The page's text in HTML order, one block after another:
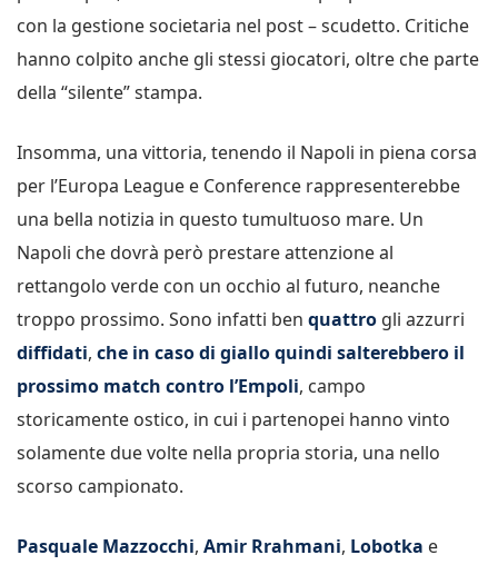
con la gestione societaria nel post – scudetto. Critiche
hanno colpito anche gli stessi giocatori, oltre che parte
della “silente” stampa.
Insomma, una vittoria, tenendo il Napoli in piena corsa
per l’Europa League e Conference rappresenterebbe
una bella notizia in questo tumultuoso mare. Un
Napoli che dovrà però prestare attenzione al
rettangolo verde con un occhio al futuro, neanche
troppo prossimo. Sono infatti ben quattro gli azzurri
diffidati, che in caso di giallo quindi salterebbero il
prossimo match contro l’Empoli, campo
storicamente ostico, in cui i partenopei hanno vinto
solamente due volte nella propria storia, una nello
scorso campionato.
Pasquale Mazzocchi, Amir Rrahmani, Lobotka e